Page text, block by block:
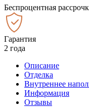
Беспроцентная
Гарантия
2 года
Описание
Отделка
Внутреннее
Информация
Отзывы